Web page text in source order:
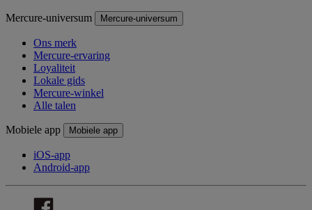
Mercure-universum Mercure-universum
Ons merk
Mercure-ervaring
Loyaliteit
Lokale gids
Mercure-winkel
Alle talen
Mobiele app Mobiele app
iOS-app
Android-app